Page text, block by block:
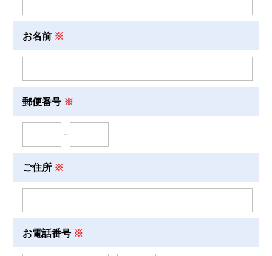
お名前
郵便番号
-
ご住所
お電話番号